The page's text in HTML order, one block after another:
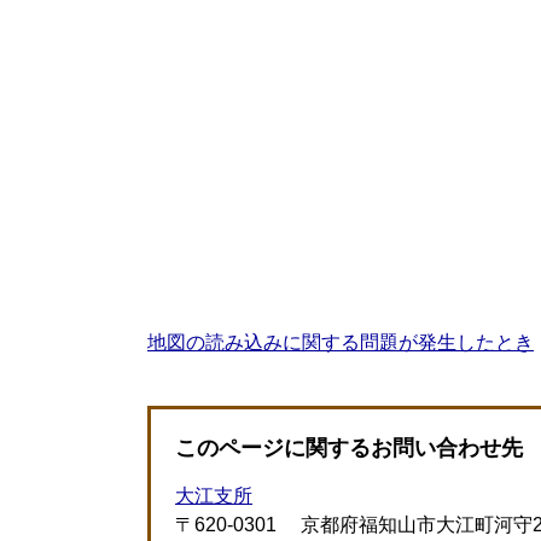
地図の読み込みに関する問題が発生したとき
このページに関するお問い合わせ先
大江支所
〒620-0301
京都府福知山市大江町河守